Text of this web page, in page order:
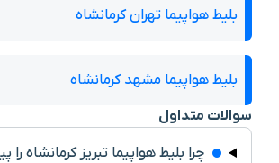
بلیط هواپیما تهران کرمانشاه
بلیط هواپیما مشهد کرمانشاه
سوالات متداول
چرا بلیط هواپیما تبریز کرمانشاه را